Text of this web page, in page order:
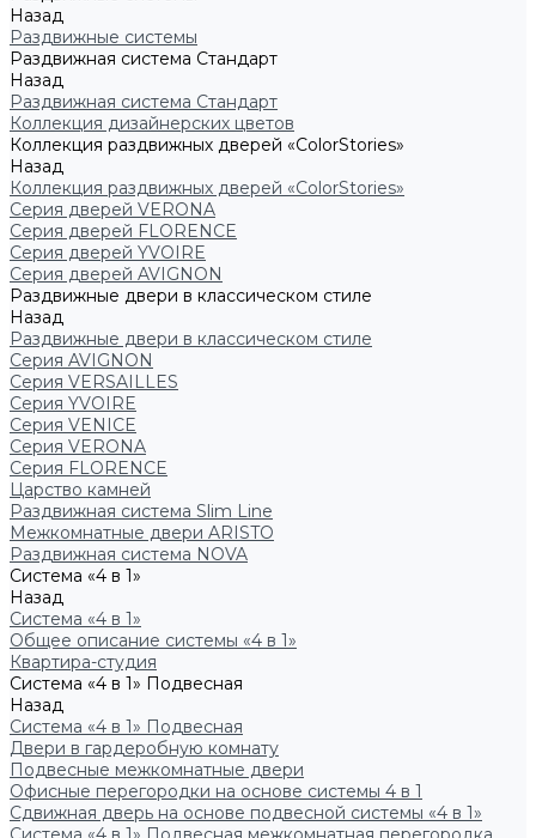
Назад
Раздвижные системы
Раздвижная система Стандарт
Назад
Раздвижная система Стандарт
Коллекция дизайнерских цветов
Коллекция раздвижных дверей «ColorStories»
Назад
Коллекция раздвижных дверей «ColorStories»
Серия дверей VERONA
Серия дверей FLORENCE
Серия дверей YVOIRE
Серия дверей AVIGNON
Раздвижные двери в классическом стиле
Назад
Раздвижные двери в классическом стиле
Серия AVIGNON
Серия VERSAILLES
Серия YVOIRE
Серия VENICE
Серия VERONA
Серия FLORENCE
Царство камней
Раздвижная система Slim Line
Межкомнатные двери ARISTO
Раздвижная система NOVA
Система «4 в 1»
Назад
Система «4 в 1»
Общее описание системы «4 в 1»
Квартира-студия
Система «4 в 1» Подвесная
Назад
Система «4 в 1» Подвесная
Двери в гардеробную комнату
Подвесные межкомнатные двери
Офисные перегородки на основе системы 4 в 1
Сдвижная дверь на основе подвесной системы «4 в 1»